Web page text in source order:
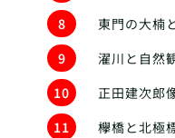
8
東門の大楠
9
濯川と自然
10
正田建次郎
11
欅橋と北極